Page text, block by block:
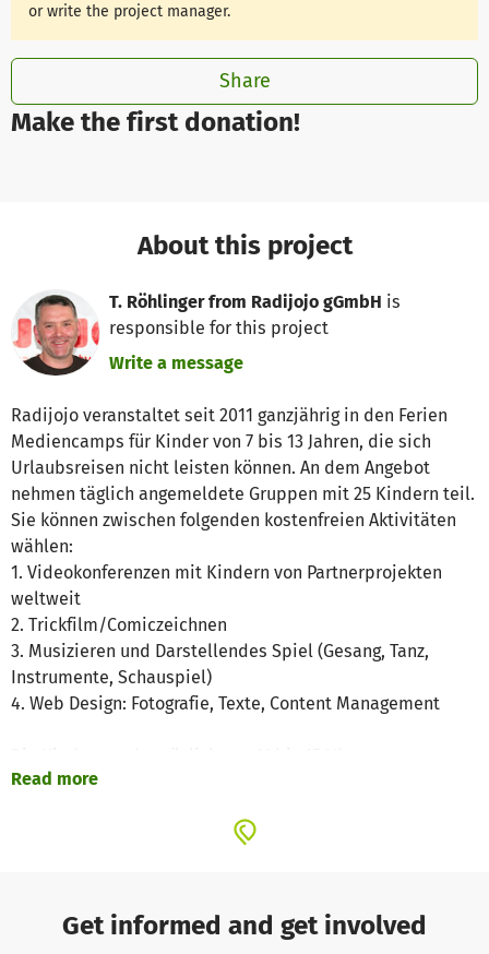
Make the first donation!
or write the project manager.
Share
About this project
T. Röhlinger from Radijojo gGmbH is
responsible for this project
Write a message
Radijojo veranstaltet seit 2011 ganzjährig in den Ferien
Mediencamps für Kinder von 7 bis 13 Jahren, die sich
Urlaubsreisen nicht leisten können. An dem Angebot
nehmen täglich angemeldete Gruppen mit 25 Kindern teil.
Sie können zwischen folgenden kostenfreien Aktivitäten
wählen:
1. Videokonferenzen mit Kindern von Partnerprojekten
weltweit
2. Trickfilm/Comiczeichnen
3. Musizieren und Darstellendes Spiel (Gesang, Tanz,
Instrumente, Schauspiel)
4. Web Design: Fotografie, Texte, Content Management
Medienpädagogen, Redakteuren und Erziehern betreut.
während der Sommerferien für Kinder aus dem Kiez.
möchten den Kindern in Zukunft einen kostenlosen
Mittagsimbiss und Getränke bieten.
Read more
Get informed and get involved